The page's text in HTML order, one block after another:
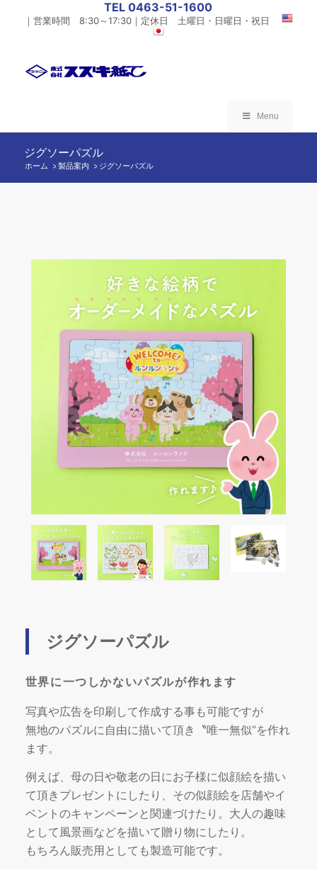
TEL 0463-51-1600
｜営業時間 8:30～17:30｜定休日 土曜日・日曜日・祝日
Menu
ジグソーパズル
ホーム /
製品案内 /
ジグソーパズル
ジグソーパズル
世界に一つしかないパズルが作れます
写真や広告を印刷して作成する事も可能ですが
無地のパズルに自由に描いて頂き〝唯一無似”を作れ
ます。
例えば、母の日や敬老の日にお子様に似顔絵を描い
て頂きプレゼントにしたり、その似顔絵を店舗やイ
ベントのキャンペーンと関連づけたり。大人の趣味
として風景画などを描いて贈り物にしたり。
もちろん販売用としても製造可能です。